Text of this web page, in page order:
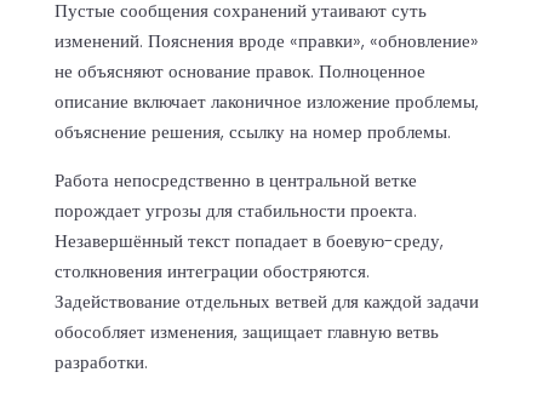
Пустые сообщения сохранений утаивают суть
изменений. Пояснения вроде «правки», «обновление»
не объясняют основание правок. Полноценное
описание включает лаконичное изложение проблемы,
объяснение решения, ссылку на номер проблемы.
Работа непосредственно в центральной ветке
порождает угрозы для стабильности проекта.
Незавершённый текст попадает в боевую-среду,
столкновения интеграции обостряются.
Задействование отдельных ветвей для каждой задачи
обособляет изменения, защищает главную ветвь
разработки.